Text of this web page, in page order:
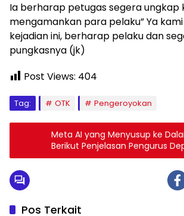
Ia berharap petugas segera ungkap
mengamankan para pelaku” Ya
kejadian ini, berharap pelaku dan
pungkasnya (jk)
Post Views: 404
Tag: OTK Pengeroyokan
Meta AI yang Menyusup ke
Berikut Penjelasan Pengurus
Teknologi Informasi dan
Pos Terkait